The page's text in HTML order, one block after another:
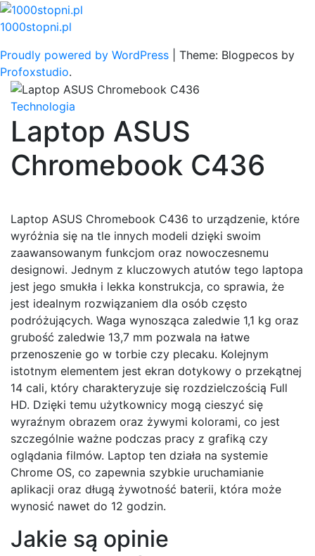
Skip
to
1000stopni.pl
Proudly powered by WordPress
Theme: Blogpecos by
Profoxstudio.
Technologia
Laptop ASUS
Chromebook C436
Laptop ASUS Chromebook C436 to urządzenie, które
wyróżnia się na tle innych modeli dzięki swoim
zaawansowanym funkcjom oraz nowoczesnemu
designowi. Jednym z kluczowych atutów tego laptopa
jest jego smukła i lekka konstrukcja, co sprawia, że
jest idealnym rozwiązaniem dla osób często
podróżujących. Waga wynosząca zaledwie 1,1 kg oraz
grubość zaledwie 13,7 mm pozwala na łatwe
przenoszenie go w torbie czy plecaku. Kolejnym
istotnym elementem jest ekran dotykowy o przekątnej
14 cali, który charakteryzuje się rozdzielczością Full
HD. Dzięki temu użytkownicy mogą cieszyć się
wyraźnym obrazem oraz żywymi kolorami, co jest
szczególnie ważne podczas pracy z grafiką czy
oglądania filmów. Laptop ten działa na systemie
Chrome OS, co zapewnia szybkie uruchamianie
aplikacji oraz długą żywotność baterii, która może
wynosić nawet do 12 godzin.
Jakie są opinie